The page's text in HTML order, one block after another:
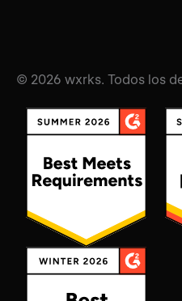
© 2026 wxrks. Todos los